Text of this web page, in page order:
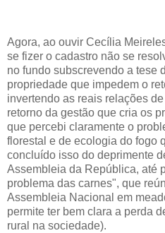
Agora, ao ouvir Cecília
se fizer o cadastro não se
no fundo subscrevendo a tese
propriedade que impedem o
invertendo as reais relações
retorno da gestão que cria os
que percebi claramente o
florestal e de ecologia do fogo
concluído isso do deprimente
Assembleia da República, até
problema das carnes", que
Assembleia Nacional em
permite ter bem clara a perda
rural na sociedade).